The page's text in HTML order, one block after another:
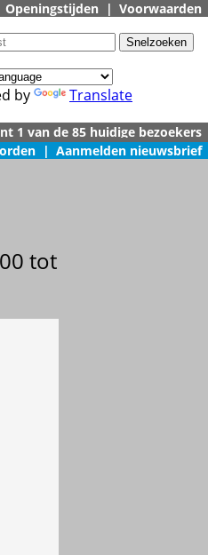
Openingstijden | Voorwaarden
by Translate
| Aanmelden nieuwsbrief
tot